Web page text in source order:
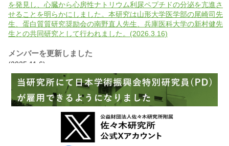
を発見し、心臓から心房性ナトリウム利尿ペプチドの分泌を亢進さ
せることを明らかにしました。本研究は山形大学医学部の尾崎司先
生、蛋白質質研究奨励会の南野直人先生、兵庫医科大学の新村健先
生との共同研究として行われました。(2026.3.16)
メンバーを更新しました
(2025.11.6)
腫瘍細胞研究部の山口部長が翻訳を担当した本が出版されまし
た。
がんの生物学から予防、診断、治療まで、多くのたとえ話や逸話を
用いてわかりやすく書かれた一般向けの本です。(2025.10.22)
当研究所の菅野康吉兼任研究員（附属杏雲堂病院遺伝子診療